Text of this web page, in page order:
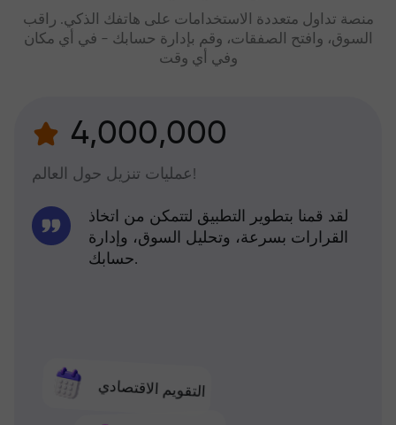
منصة تداول متعددة الاستخدامات على هاتفك الذكي. راقب
السوق، وافتح الصفقات، وقم بإدارة حسابك - في أي مكان
وفي أي وقت
4,000,000
عمليات تنزيل حول العالم!
التقويم الاقتصادي
لقد قمنا بتطوير التطبيق لتتمكن من اتخاذ
القرارات بسرعة، وتحليل السوق، وإدارة
حسابك.